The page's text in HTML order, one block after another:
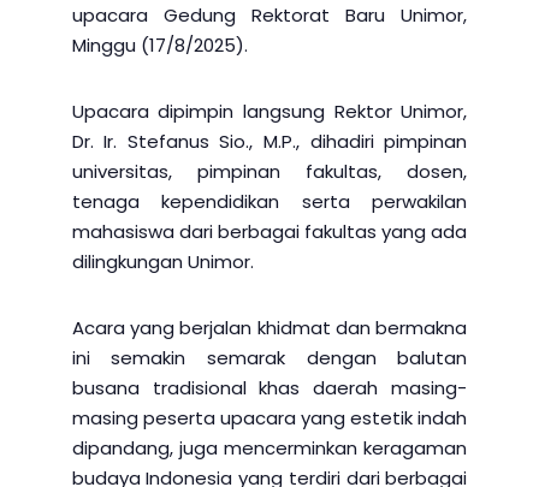
upacara Gedung Rektorat Baru Unimor,
Minggu (17/8/2025).
Upacara dipimpin langsung Rektor Unimor,
Dr. Ir. Stefanus Sio., M.P., dihadiri pimpinan
universitas, pimpinan fakultas, dosen,
tenaga kependidikan serta perwakilan
mahasiswa dari berbagai fakultas yang ada
dilingkungan Unimor.
Acara yang berjalan khidmat dan bermakna
ini semakin semarak dengan balutan
busana tradisional khas daerah masing-
masing peserta upacara yang estetik indah
dipandang, juga mencerminkan keragaman
budaya Indonesia yang terdiri dari berbagai